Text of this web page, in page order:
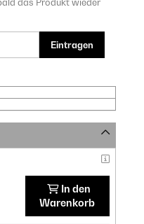
Eintragen
In den
Warenkorb